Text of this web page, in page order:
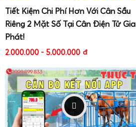
Tiết Kiệm Chi Phí Hơn Với Cân Sầu
Riêng 2 Mặt Số Tại Cân Điện Tử Gia
Phát!
2.000.000 - 5.000.000 đ